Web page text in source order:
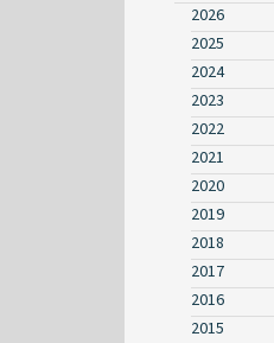
2026
2025
2024
2023
2022
2021
2020
2019
2018
2017
2016
2015